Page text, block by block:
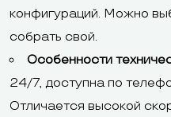
конфигураций. Можно
собрать свой.
Особенности
24/7, доступна по
Отличается высокой